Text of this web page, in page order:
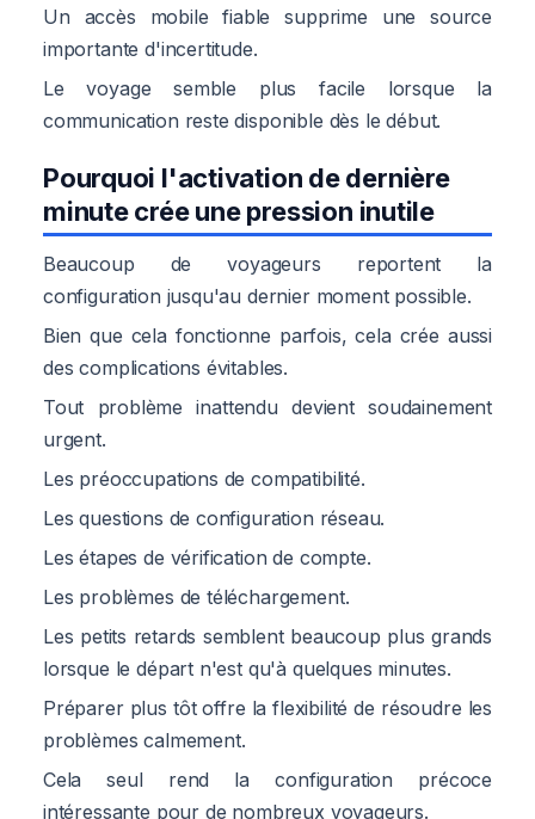
Un accès mobile fiable supprime une source
importante d'incertitude.
Le voyage semble plus facile lorsque la
communication reste disponible dès le début.
Pourquoi l'activation de dernière
minute crée une pression inutile
Beaucoup de voyageurs reportent la
configuration jusqu'au dernier moment possible.
Bien que cela fonctionne parfois, cela crée aussi
des complications évitables.
Tout problème inattendu devient soudainement
urgent.
Les préoccupations de compatibilité.
Les questions de configuration réseau.
Les étapes de vérification de compte.
Les problèmes de téléchargement.
Les petits retards semblent beaucoup plus grands
lorsque le départ n'est qu'à quelques minutes.
Préparer plus tôt offre la flexibilité de résoudre les
problèmes calmement.
Cela seul rend la configuration précoce
intéressante pour de nombreux voyageurs.